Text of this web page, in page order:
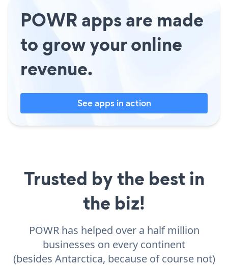
POWR apps are made
to grow your online
revenue.
See apps in action
Trusted by the best in
the biz!
POWR has helped over a half million
businesses on every continent
(besides Antarctica, because of course not)